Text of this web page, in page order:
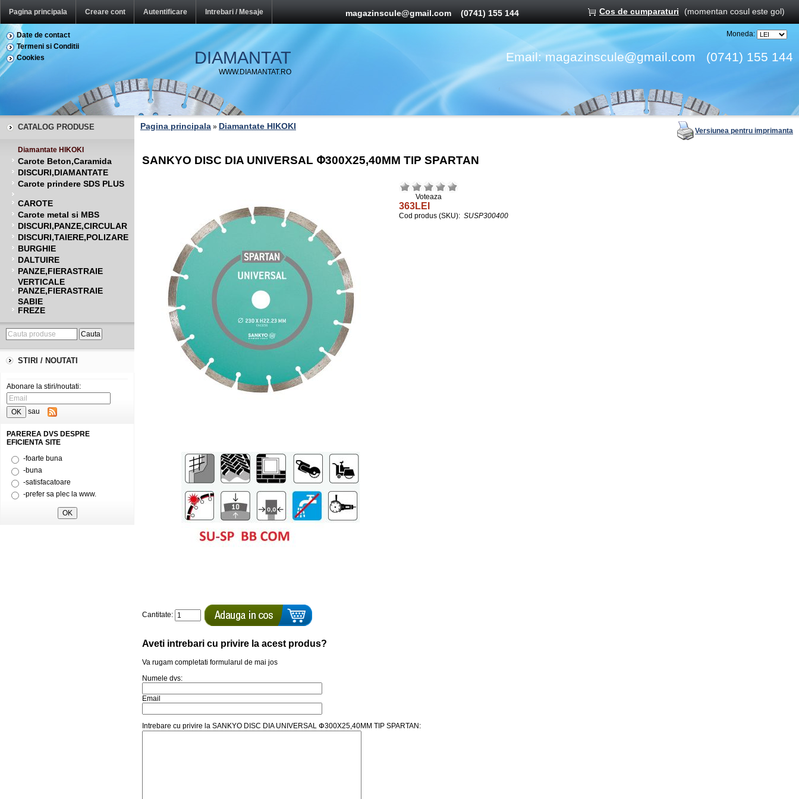
Pagina principala Creare cont Autentificare Intrebari / Mesaje magazinscule@gmail.com(0741) 155 144 Cos de cumparaturi (momentan cosul este gol)
Date de contact
Termeni si Conditii
Cookies
DIAMANTAT
WWW.DIAMANTAT.RO
Moneda:
Email:magazinscule@gmail.com (0741) 155 144
CATALOG PRODUSE
Diamantate HIKOKI
Carote Beton,Caramida
DISCURI,DIAMANTATE
Carote prindere SDS PLUS
CAROTE
Carote metal si MBS
DISCURI,PANZE,CIRCULAR
DISCURI,TAIERE,POLIZARE
BURGHIE
DALTUIRE
PANZE,FIERASTRAIE
VERTICALE
PANZE,FIERASTRAIE
SABIE
FREZE
STIRI / NOUTATI
Abonare la stiri/noutati:
sau
PAREREA DVS DESPRE
EFICIENTA SITE
-foarte buna
-buna
-satisfacatoare
-prefer sa plec la www.
Pagina principala » Diamantate HIKOKI Versiunea pentru imprimanta
SANKYO DISC DIA UNIVERSAL Փ300X25,40MM TIP SPARTAN
Voteaza
363LEI
Cod produs (SKU): SUSP300400
Cantitate:
Aveti intrebari cu privire la acest produs?
Va rugam completati formularul de mai jos
Numele dvs:
Email
Intrebare cu privire la SANKYO DISC DIA UNIVERSAL Փ300X25,40MM TIP SPARTAN: